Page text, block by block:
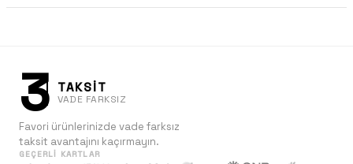
3 TAKSİT
VADE FARKSIZ
Favori ürünlerinizde vade farksız
taksit avantajını kaçırmayın.
GEÇERLI KARTLAR